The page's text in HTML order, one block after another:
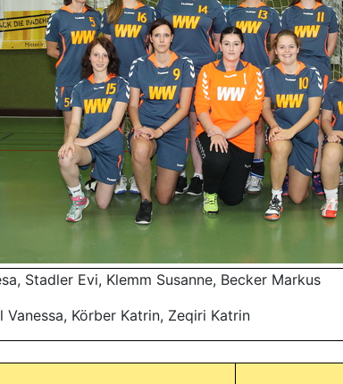
Stadler Evi, Klemm Susanne, Becker Markus
Körber Katrin, Zeqiri Katrin